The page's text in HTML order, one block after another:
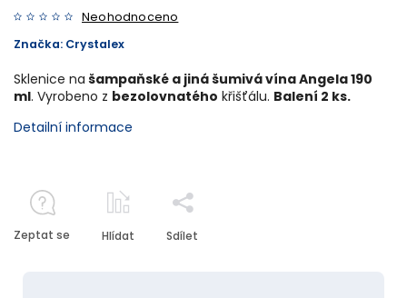
Neohodnoceno
Značka: Crystalex
Sklenice na šampaňské a jiná šumivá vína Angela 190
ml. Vyrobeno z bezolovnatého křišťálu. Balení 2 ks.
Detailní informace
Zeptat se Hlídat Sdílet